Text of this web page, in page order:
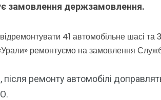
замовлення держзамовлення.
41 автомобільне шасі та
ремонтуємо на замовлення
ремонту автомобілі